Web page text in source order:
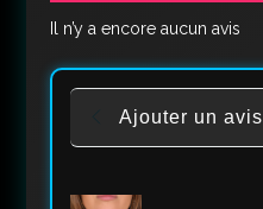
Il n’y a encore aucun avis
Ajouter un avis